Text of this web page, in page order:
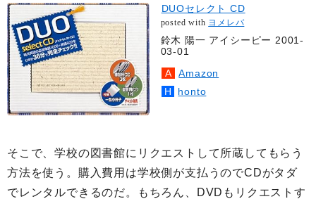
DUOセレクト CD
posted with ヨメレバ
鈴木 陽一 アイシーピー 2001-
03-01
Amazon
honto
そこで、学校の図書館にリクエストして所蔵してもらう
方法を使う。購入費用は学校側が支払うのでCDがタダ
でレンタルできるのだ。もちろん、DVDもリクエストす